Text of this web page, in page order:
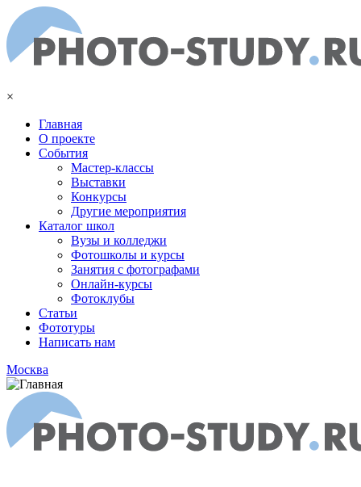
Перейти к основному содержанию
×
Главная
О проекте
События
Мастер-классы
Выставки
Конкурсы
Другие мероприятия
Каталог школ
Вузы и колледжи
Фотошколы и курсы
Занятия с фотографами
Онлайн-курсы
Фотоклубы
Статьи
Фототуры
Написать нам
Москва